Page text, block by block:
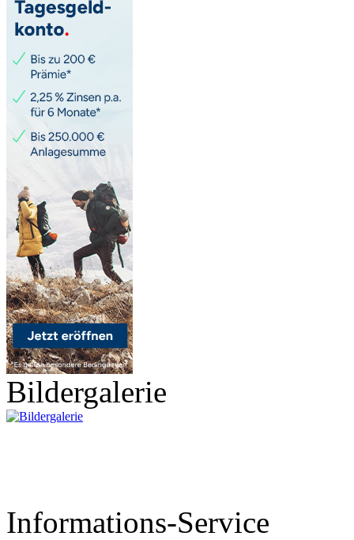
Bildergalerie
Informations-Service